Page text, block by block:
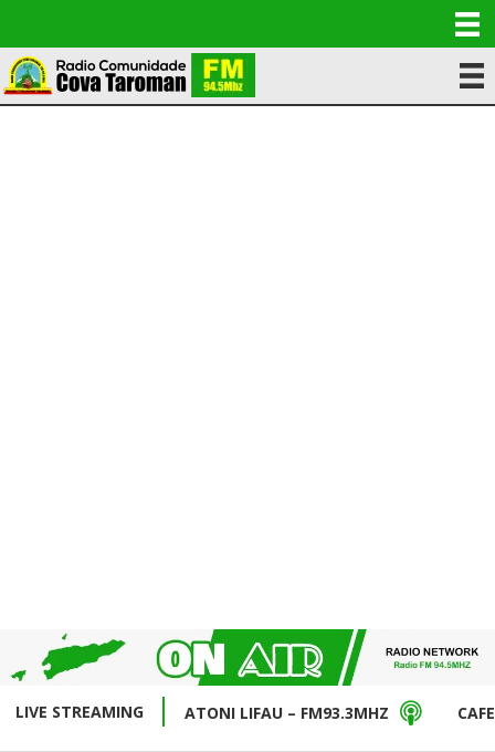
LIVE STREAMING ATONI LIFAU – FM93.3MHZ